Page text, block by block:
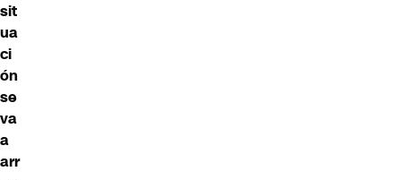
sit
ua
ci
ón
se
va
a
arr